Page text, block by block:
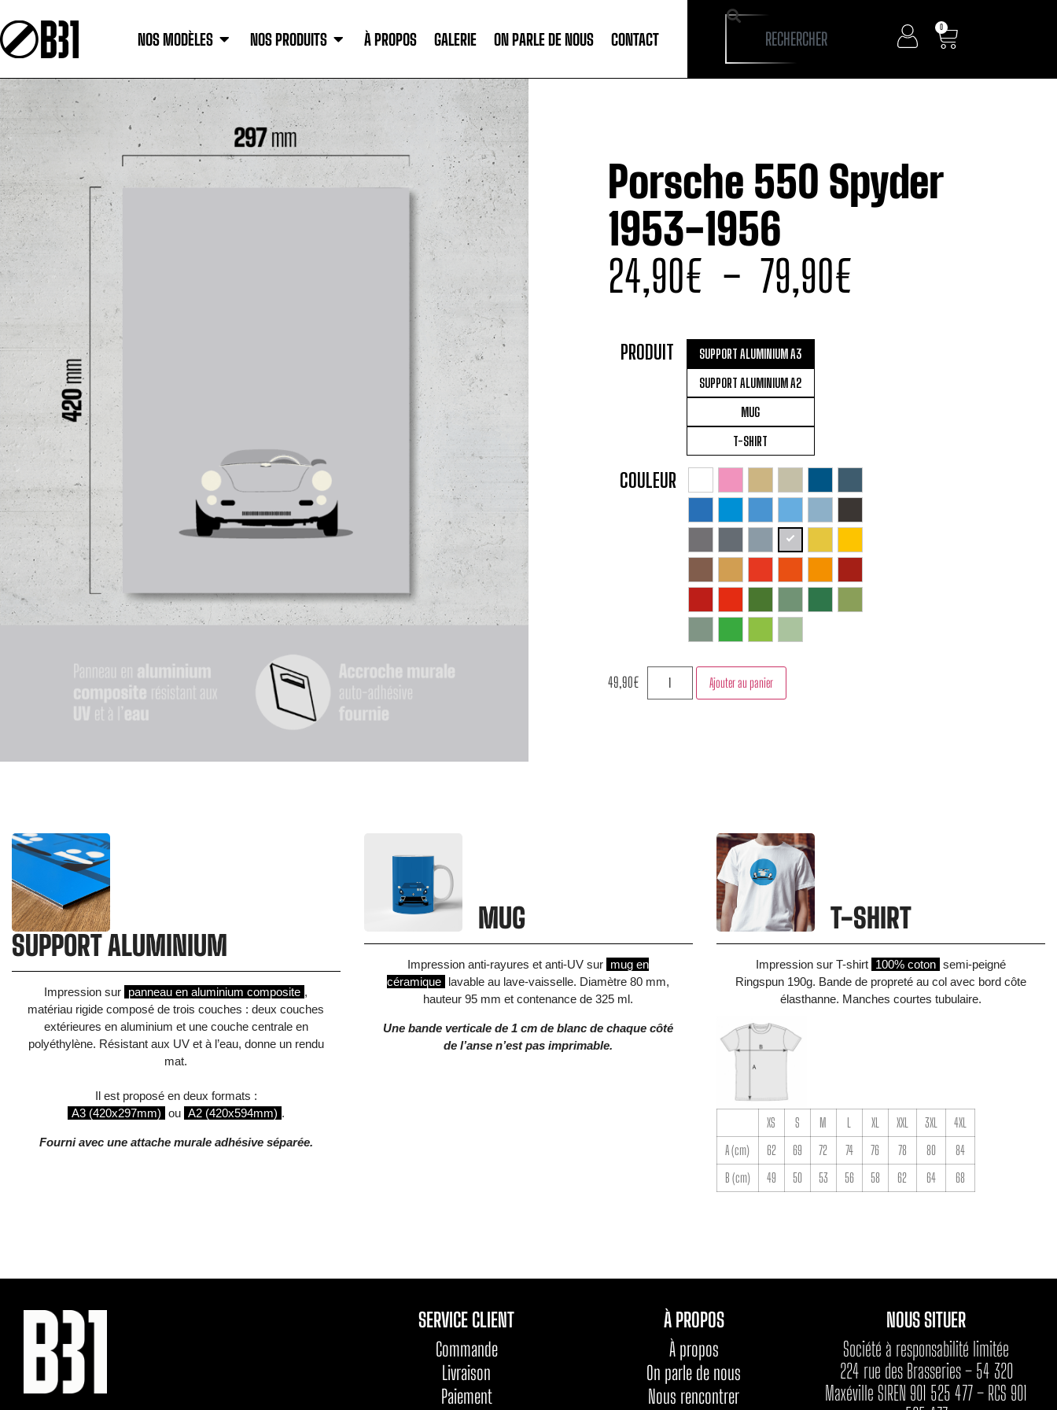
NOS MODÈLES NOS PRODUITS À PROPOS GALERIE ON PARLE DE NOUS CONTACT
0
Porsche 550 Spyder
1953-1956
24,90€ – 79,90€
PRODUIT
SUPPORT ALUMINIUM A3
SUPPORT ALUMINIUM A2
MUG
T-SHIRT
COULEUR
49,90€ Ajouter au panier
SUPPORT ALUMINIUM
Impression sur panneau en aluminium composite ,
matériau rigide composé de trois couches : deux couches
extérieures en aluminium et une couche centrale en
polyéthylène. Résistant aux UV et à l’eau, donne un rendu
mat.
Il est proposé en deux formats :
A3 (420x297mm) ou A2 (420x594mm) .
Fourni avec une attache murale adhésive séparée.
MUG
Impression anti-rayures et anti-UV sur mug en
céramique lavable au lave-vaisselle. Diamètre 80 mm,
hauteur 95 mm et contenance de 325 ml.
Une bande verticale de 1 cm de blanc de chaque côté
de l’anse n’est pas imprimable.
T-SHIRT
Impression sur T-shirt 100% coton semi-peigné
Ringspun 190g. Bande de propreté au col avec bord côte
élasthanne. Manches courtes tubulaire.
XS S M L XL XXL 3XL
4XL
A (cm)
62 69 72 74 76 78 80
84
B (cm)
49 50 53 56 58 62 64 68
SERVICE CLIENT
Commande
Livraison
Paiement
À PROPOS
À propos
On parle de nous
Nous rencontrer
NOUS SITUER
Société à responsabilité limitée
224 rue des Brasseries – 54 320
Maxéville SIREN 901 525 477 – RCS 901